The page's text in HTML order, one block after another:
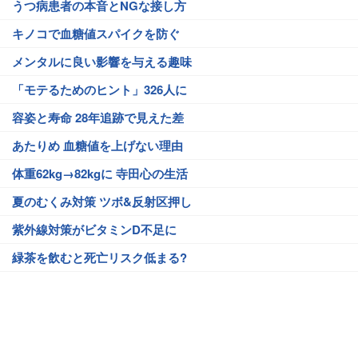
うつ病患者の本音とNGな接し方
キノコで血糖値スパイクを防ぐ
メンタルに良い影響を与える趣味
「モテるためのヒント」326人に
容姿と寿命 28年追跡で見えた差
あたりめ 血糖値を上げない理由
体重62kg→82kgに 寺田心の生活
夏のむくみ対策 ツボ&反射区押し
紫外線対策がビタミンD不足に
緑茶を飲むと死亡リスク低まる?